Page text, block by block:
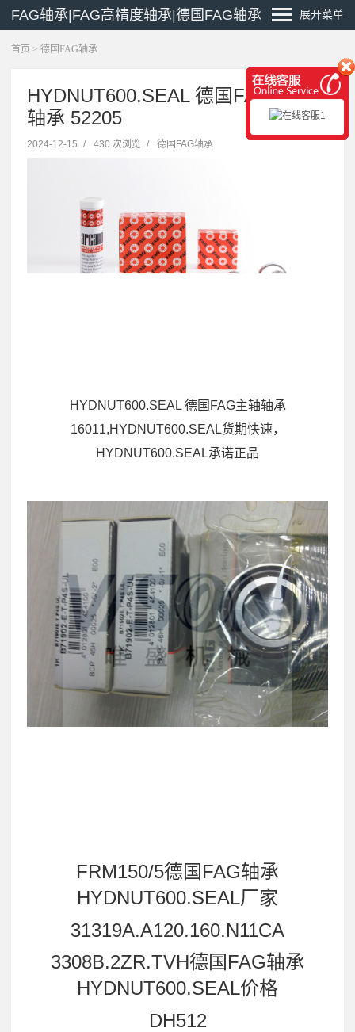
FAG轴承|FAG高精度轴承|德国FAG轴承 展开菜单
首页 > 德国FAG轴承
HYDNUT600.SEAL 德国FAG主轴
轴承 52205
2024-12-15 / 430 次浏览 / 德国FAG轴承
HYDNUT600.SEAL 德国FAG主轴轴承
16011,HYDNUT600.SEAL货期快速，
HYDNUT600.SEAL承诺正品
FRM150/5德国FAG轴承
HYDNUT600.SEAL厂家
31319A.A120.160.N11CA
3308B.2ZR.TVH德国FAG轴承
HYDNUT600.SEAL价格
DH512